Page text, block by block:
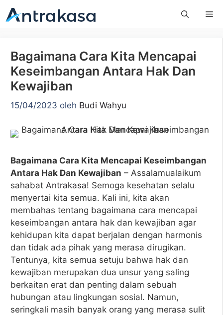
Langsung
ke
Bagaimana Cara Kita Mencapai
Keseimbangan Antara Hak Dan
Kewajiban
15/04/2023 oleh Budi Wahyu
Bagaimana Cara Kita Mencapai Keseimbangan
Antara Hak Dan Kewajiban – Assalamualaikum
sahabat Antrakasa! Semoga kesehatan selalu
menyertai kita semua. Kali ini, kita akan
membahas tentang bagaimana cara mencapai
keseimbangan antara hak dan kewajiban agar
kehidupan kita dapat berjalan dengan harmonis
dan tidak ada pihak yang merasa dirugikan.
Tentunya, kita semua setuju bahwa hak dan
kewajiban merupakan dua unsur yang saling
berkaitan erat dan penting dalam sebuah
hubungan atau lingkungan sosial. Namun,
seringkali masih banyak orang yang merasa sulit